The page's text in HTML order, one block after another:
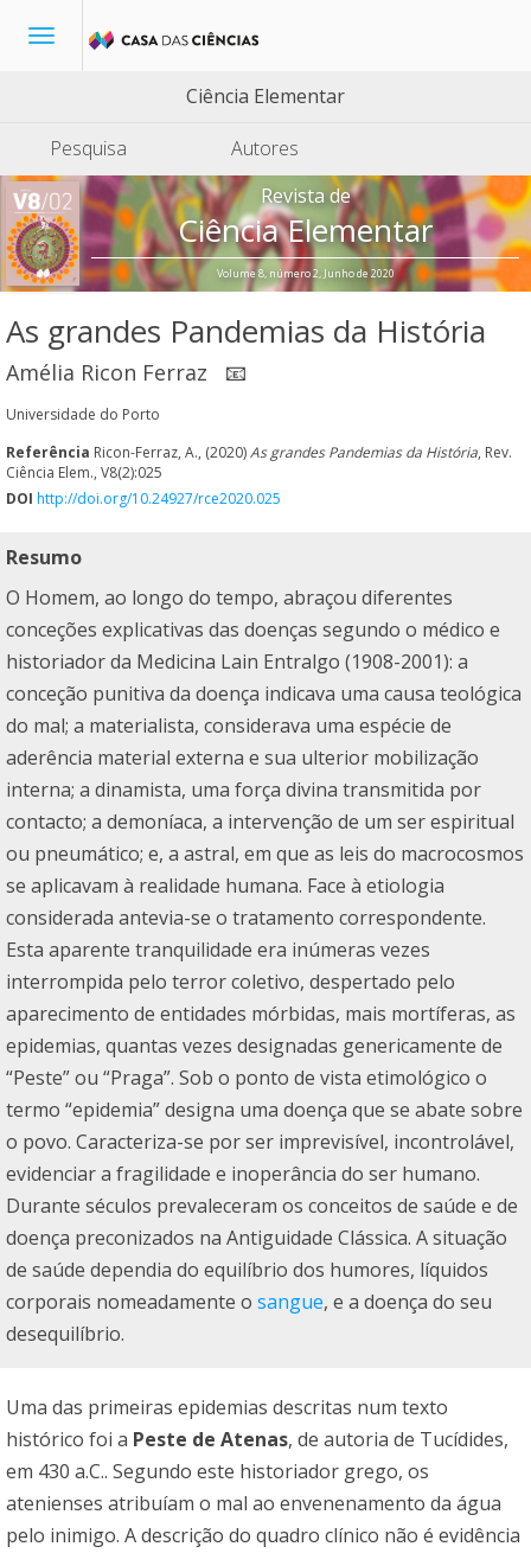
Toggle
Ciência Elementar
Pesquisa
Autores
Revista de
Ciência Elementar
Volume 8, número 2, Junho de 2020
As grandes Pandemias da História
Amélia Ricon Ferraz 📧
Universidade do Porto
Referência Ricon-Ferraz, A., (2020)As grandes Pandemias da História, Rev.
Ciência Elem., V8(2):025
DOI http://doi.org/10.24927/rce2020.025
Resumo
O Homem, ao longo do tempo, abraçou diferentes
conceções explicativas das doenças segundo o médico e
historiador da Medicina Lain Entralgo (1908-2001): a
conceção punitiva da doença indicava uma causa teológica
do mal; a materialista, considerava uma espécie de
aderência material externa e sua ulterior mobilização
interna; a dinamista, uma força divina transmitida por
contacto; a demoníaca, a intervenção de um ser espiritual
ou pneumático; e, a astral, em que as leis do macrocosmos
se aplicavam à realidade humana. Face à etiologia
considerada antevia-se o tratamento correspondente.
Esta aparente tranquilidade era inúmeras vezes
interrompida pelo terror coletivo, despertado pelo
aparecimento de entidades mórbidas, mais mortíferas, as
epidemias, quantas vezes designadas genericamente de
“Peste” ou “Praga”. Sob o ponto de vista etimológico o
termo “epidemia” designa uma doença que se abate sobre
o povo. Caracteriza-se por ser imprevisível, incontrolável,
evidenciar a fragilidade e inoperância do ser humano.
Durante séculos prevaleceram os conceitos de saúde e de
doença preconizados na Antiguidade Clássica. A situação
de saúde dependia do equilíbrio dos humores, líquidos
corporais nomeadamente o sangue, e a doença do seu
desequilíbrio.
Uma das primeiras epidemias descritas num texto
histórico foi a Peste de Atenas, de autoria de Tucídides,
em 430 a.C.. Segundo este historiador grego, os
atenienses atribuíam o mal ao envenenamento da água
pelo inimigo. A descrição do quadro clínico não é evidência